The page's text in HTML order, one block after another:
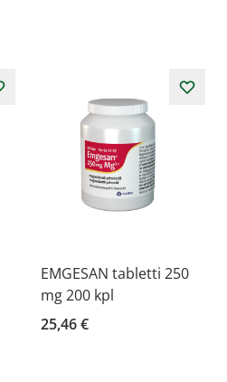
EMGESAN tabletti 250
mg 200 kpl
25,46 €